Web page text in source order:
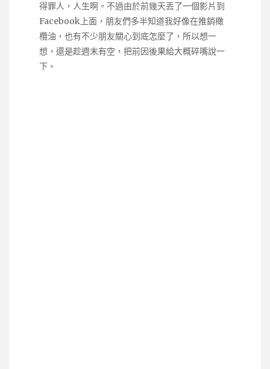
得罪人，人生啊。不過由於前幾天丟了一個影片到
Facebook上面，朋友們多半知道我好像在推銷橄
欖油，也有不少朋友關心到底怎麼了，所以想一
想，還是趁週末有空，把前因後果給大概碎嘴說一
下。